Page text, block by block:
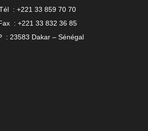
: +221 33 859 70 70
: +221 33 832 36 85
: 23583 Dakar – Sénégal